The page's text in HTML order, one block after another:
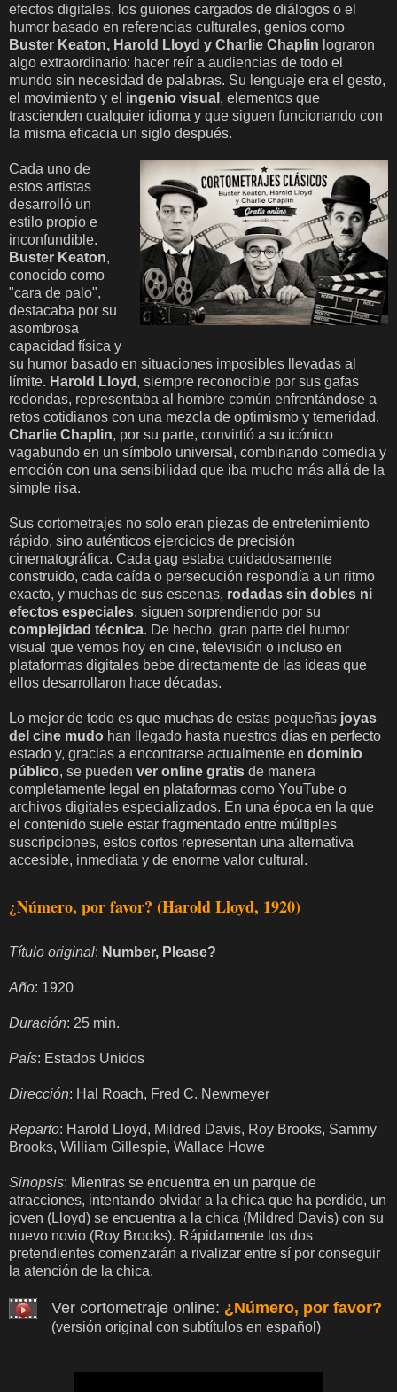
efectos digitales, los guiones cargados de diálogos o el
humor basado en referencias culturales, genios como
Buster Keaton, Harold Lloyd y Charlie Chaplin lograron
algo extraordinario: hacer reír a audiencias de todo el
mundo sin necesidad de palabras. Su lenguaje era el gesto,
el movimiento y el ingenio visual , elementos que
trascienden cualquier idioma y que siguen funcionando con
la misma eficacia un siglo después.
Cada uno de
estos artistas
desarrolló un
estilo propio e
inconfundible.
Buster Keaton,
conocido como
"cara de palo",
destacaba por su
asombrosa
capacidad física y
su humor basado en situaciones imposibles llevadas al
límite. Harold Lloyd , siempre reconocible por sus gafas
redondas, representaba al hombre común enfrentándose a
retos cotidianos con una mezcla de optimismo y temeridad.
Charlie Chaplin, por su parte, convirtió a su icónico
vagabundo en un símbolo universal, combinando comedia y
emoción con una sensibilidad que iba mucho más allá de la
simple risa.
Sus cortometrajes no solo eran piezas de entretenimiento
rápido, sino auténticos ejercicios de precisión
cinematográfica. Cada gag estaba cuidadosamente
construido, cada caída o persecución respondía a un ritmo
exacto, y muchas de sus escenas, rodadas sin dobles ni
efectos especiales, siguen sorprendiendo por su
complejidad técnica. De hecho, gran parte del humor
visual que vemos hoy en cine, televisión o incluso en
plataformas digitales bebe directamente de las ideas que
ellos desarrollaron hace décadas.
Lo mejor de todo es que muchas de estas pequeñas joyas
del cine mudo han llegado hasta nuestros días en perfecto
estado y, gracias a encontrarse actualmente en dominio
público, se pueden ver online gratis de manera
completamente legal en plataformas como YouTube o
archivos digitales especializados. En una época en la que
el contenido suele estar fragmentado entre múltiples
suscripciones, estos cortos representan una alternativa
accesible, inmediata y de enorme valor cultural.
¿Número, por favor? (Harold Lloyd, 1920)
Título original: Number, Please?
Año: 1920
Duración: 25 min.
País: Estados Unidos
Dirección: Hal Roach, Fred C. Newmeyer
Reparto: Harold Lloyd, Mildred Davis, Roy Brooks, Sammy
Brooks, William Gillespie, Wallace Howe
Sinopsis: Mientras se encuentra en un parque de
atracciones, intentando olvidar a la chica que ha perdido, un
joven (Lloyd) se encuentra a la chica (Mildred Davis) con su
nuevo novio (Roy Brooks). Rápidamente los dos
pretendientes comenzarán a rivalizar entre sí por conseguir
la atención de la chica.
Ver cortometraje online: ¿Número, por favor?
(versión original con subtítulos en español)